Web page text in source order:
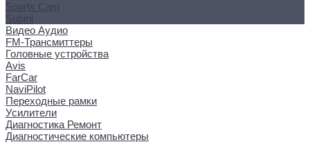
Sports Cam
Subini
Видео Аудио
FM-Трансмиттеры
Головные устройства
Avis
FarCar
NaviPilot
Переходные рамки
Усилители
Диагностика Ремонт
Диагностические компьютеры